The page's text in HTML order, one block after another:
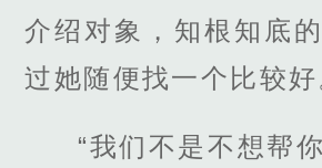
介绍对象，知根知底
过她随便找一个比较好
“我们不是不想帮